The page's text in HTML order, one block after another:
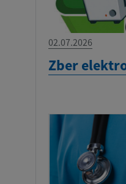
02.07.2026
Zber